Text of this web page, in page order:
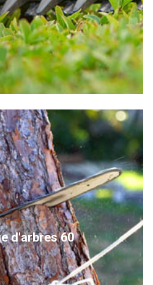
d'arbres 60